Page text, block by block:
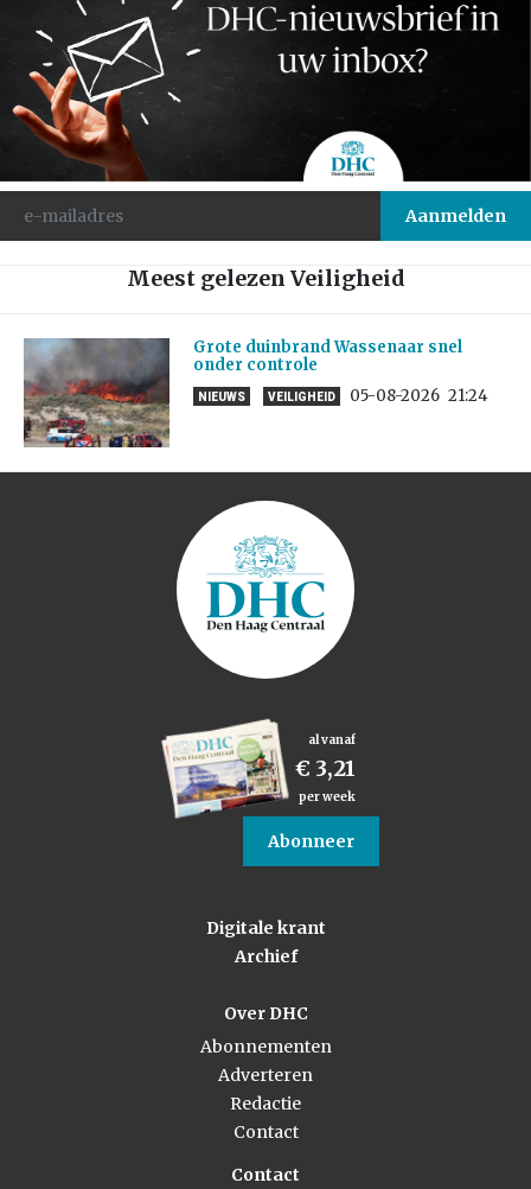
Meest gelezen Veiligheid
Grote duinbrand Wassenaar snel
onder controle
NIEUWS VEILIGHEID 05-08-2026 21:24
al vanaf
€ 3,21
per week
Abonneer
Digitale krant
Archief
Over DHC
Abonnementen
Adverteren
Redactie
Contact
Contact